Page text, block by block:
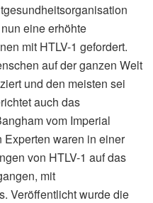
eine erhöhte
mit HTLV-1 gefordert.
auf der ganzen Welt
und den meisten sei
auch das
vom Imperial
waren in einer
von HTLV-1 auf das
mit
Veröffentlicht wurde die